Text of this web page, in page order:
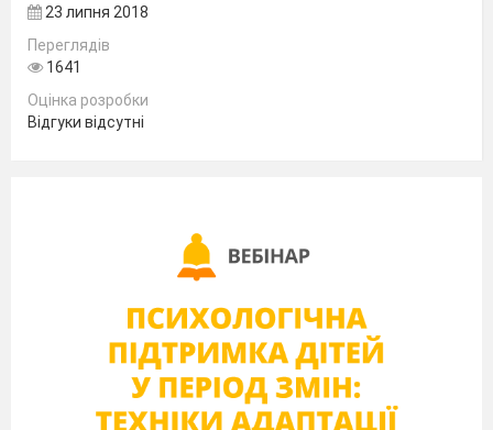
Ознайомити педагогів із сучасними
інноваційними педагогічними
технологіями.
Показати необхідність науково
обґрунтованого впровадження сучасних
технологій у практику роботи.
Стимулювати прагнення до пошуку,
творчості.
Створити умови для обміну досвідом
роботи, педагогічних знахідок.
23 липня 2018
Переглядів
1641
Оцінка розробки
Відгуки відсутні